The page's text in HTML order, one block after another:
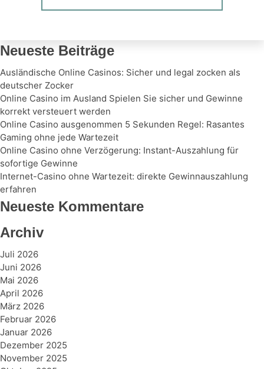
Neueste Beiträge
Ausländische Online Casinos: Sicher und legal zocken als
deutscher Zocker
Online Casino im Ausland Spielen Sie sicher und Gewinne
korrekt versteuert werden
Online Casino ausgenommen 5 Sekunden Regel: Rasantes
Gaming ohne jede Wartezeit
Online Casino ohne Verzögerung: Instant-Auszahlung für
sofortige Gewinne
Internet-Casino ohne Wartezeit: direkte Gewinnauszahlung
erfahren
Neueste Kommentare
Archiv
Juli 2026
Juni 2026
Mai 2026
April 2026
März 2026
Februar 2026
Januar 2026
Dezember 2025
November 2025